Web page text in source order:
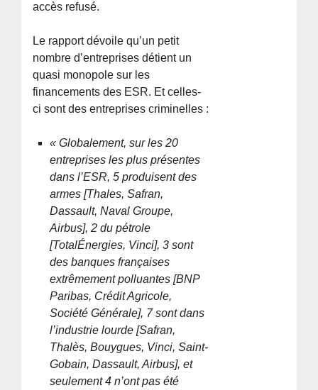
accès refusé.
Le rapport dévoile qu’un petit
nombre d’entreprises détient un
quasi monopole sur les
financements des ESR. Et celles-
ci sont des entreprises criminelles :
« Globalement, sur les 20
entreprises les plus présentes
dans l’ESR, 5 produisent des
armes [Thales, Safran,
Dassault, Naval Groupe,
Airbus], 2 du pétrole
[TotalÉnergies, Vinci], 3 sont
des banques françaises
extrêmement polluantes [BNP
Paribas, Crédit Agricole,
Société Générale], 7 sont dans
l’industrie lourde [Safran,
Thalès, Bouygues, Vinci, Saint-
Gobain, Dassault, Airbus], et
seulement 4 n’ont pas été